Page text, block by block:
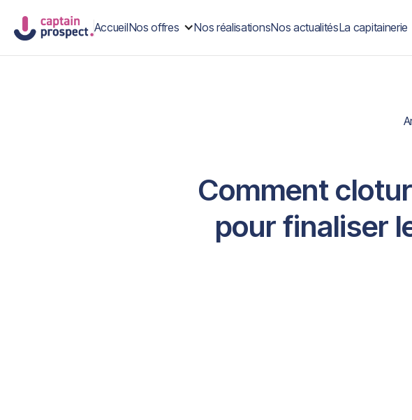
AccueilNos offres Nos réalisationsNos actualitésLa capitainerie
Comment
pour finaliser